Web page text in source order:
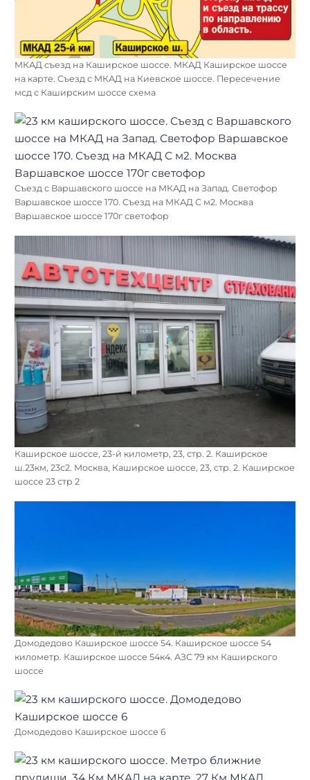
МКАД съезд на Каширское шоссе. МКАД Каширское шоссе
на карте. Съезд с МКАД на Киевское шоссе. Пересечение
мсд с Каширским шоссе схема
Съезд с Варшавского шоссе на МКАД на Запад. Светофор
Варшавское шоссе 170. Съезд на МКАД С м2. Москва
Варшавское шоссе 170г светофор
Каширское шоссе, 23-й километр, 23, стр. 2. Каширское
ш.23км, 23с2. Москва, Каширское шоссе, 23, стр. 2. Каширское
шоссе 23 стр 2
Домодедово Каширское шоссе 54. Каширское шоссе 54
километр. Каширское шоссе 54к4. АЗС 79 км Каширского
шоссе
Домодедово Каширское шоссе 6